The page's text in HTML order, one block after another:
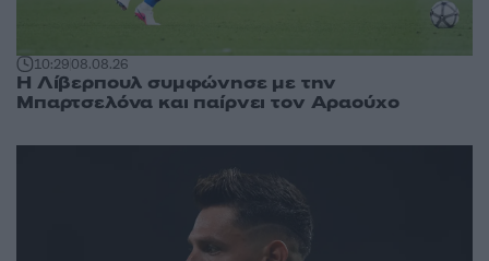
10:2908.08.26
Η Λίβερπουλ συμφώνησε με την
Μπαρτσελόνα και παίρνει τον Αραούχο